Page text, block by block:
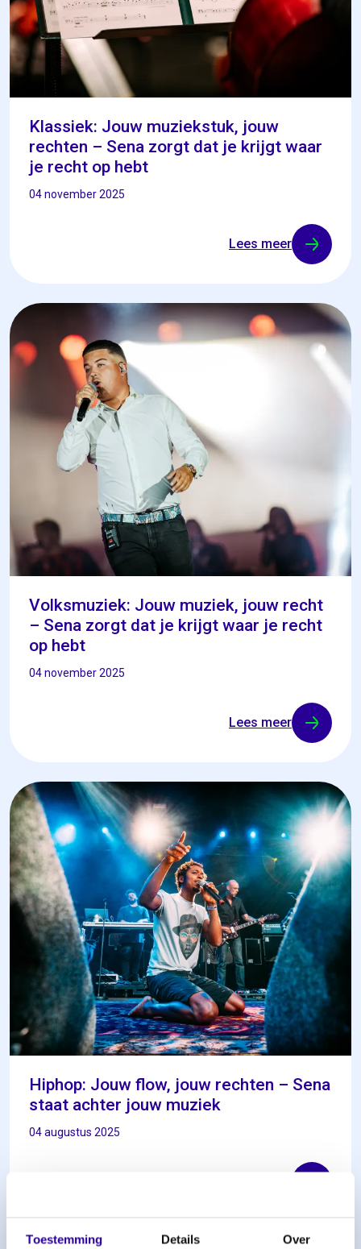
Toestemming Details Over
Klassiek: Jouw muziekstuk, jouw
rechten – Sena zorgt dat je krijgt waar
je recht op hebt
04 november 2025
Lees meer
Volksmuziek: Jouw muziek, jouw recht
– Sena zorgt dat je krijgt waar je recht
op hebt
04 november 2025
Lees meer
Hiphop: Jouw flow, jouw rechten – Sena
staat achter jouw muziek
04 augustus 2025